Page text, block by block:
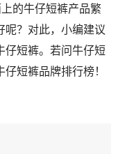
的牛仔短裤产品繁
呢？对此，小编建议
仔短裤。若问牛仔短
短裤品牌排行榜！